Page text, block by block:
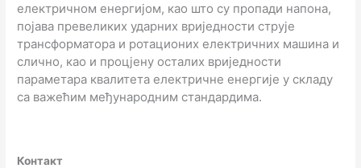
електричном енергијом, као што су пропади напона,
појава превеликих ударних вриједности струје
трансформатора и ротационих електричних машина и
слично, као и процјену осталих вриједности
параметара квалитета електричне енергије у складу
са важећим међународним стандардима.
Контакт